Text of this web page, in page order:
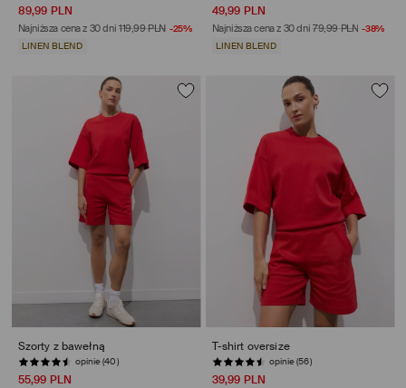
89,99 PLN
Najniższa cena z 30 dni 119,99 PLN -25%
LINEN BLEND
49,99 PLN
Najniższa cena z 30 dni 79,99 PLN -38%
LINEN BLEND
Szorty z bawełną
opinie (40)
55,99 PLN
T-shirt oversize
opinie (56)
39,99 PLN